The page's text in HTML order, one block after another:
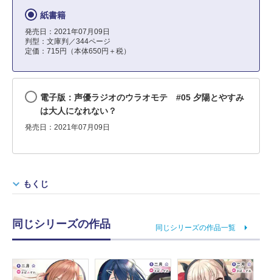
紙書籍
発売日：2021年07月09日
判型：文庫判／344ページ
定価：715円（本体650円＋税）
電子版：声優ラジオのウラオモテ #05 夕陽とやすみ
は大人になれない？
発売日：2021年07月09日
もくじ
同じシリーズの作品 同じシリーズの作品一覧